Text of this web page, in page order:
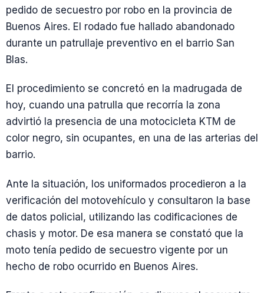
pedido de secuestro por robo en la provincia de
Buenos Aires. El rodado fue hallado abandonado
durante un patrullaje preventivo en el barrio San
Blas.
El procedimiento se concretó en la madrugada de
hoy, cuando una patrulla que recorría la zona
advirtió la presencia de una motocicleta KTM de
color negro, sin ocupantes, en una de las arterias del
barrio.
Ante la situación, los uniformados procedieron a la
verificación del motovehículo y consultaron la base
de datos policial, utilizando las codificaciones de
chasis y motor. De esa manera se constató que la
moto tenía pedido de secuestro vigente por un
hecho de robo ocurrido en Buenos Aires.